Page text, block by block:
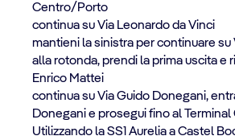
Centro/Porto
continua su Via Leonardo da Vinci
mantieni la sinistra per continuare su
alla rotonda, prendi la prima uscita e
Enrico Mattei
continua su Via Guido Donegani,
Donegani e prosegui fino al Terminal
Utilizzando la SS1 Aurelia a Castel